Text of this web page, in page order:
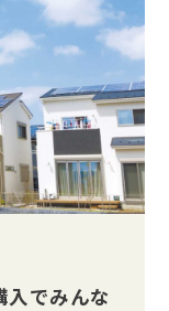
入でみんな